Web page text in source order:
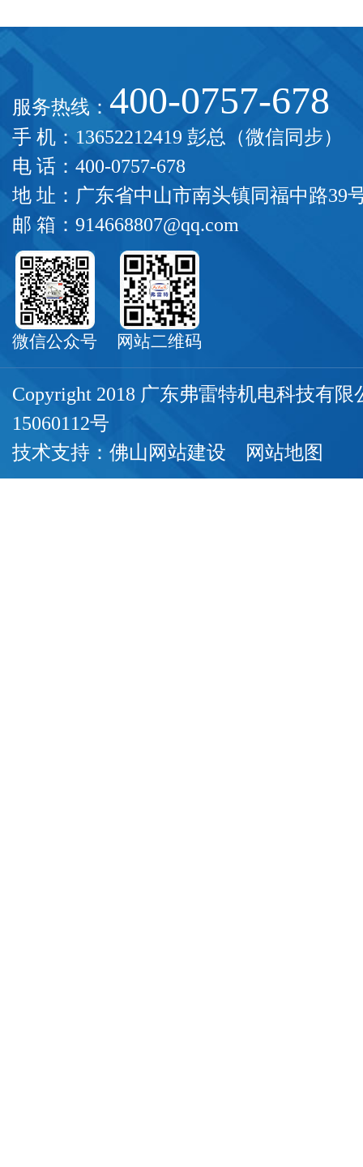
服务热线： 400-0757-678
手 机：13652212419 彭总（微信同步）
电 话：400-0757-678
地 址：广东省中山市南头镇同福中路39
邮 箱：914668807@qq.com
微信公众号 网站二维码
Copyright 2018 广东弗雷特机电科技有
15060112号
技术支持： 佛山网站建设 网站地图